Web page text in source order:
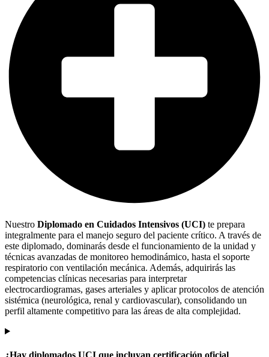
Nuestro Diplomado en Cuidados Intensivos (UCI) te prepara
integralmente para el manejo seguro del paciente crítico. A través de
este diplomado, dominarás desde el funcionamiento de la unidad y
técnicas avanzadas de monitoreo hemodinámico, hasta el soporte
respiratorio con ventilación mecánica. Además, adquirirás las
competencias clínicas necesarias para interpretar
electrocardiogramas, gases arteriales y aplicar protocolos de atención
sistémica (neurológica, renal y cardiovascular), consolidando un
perfil altamente competitivo para las áreas de alta complejidad.
¿Hay diplomados UCI que incluyan certificación oficial